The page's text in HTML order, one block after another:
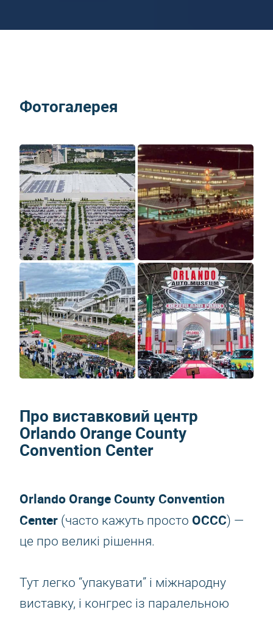
Фотогалерея
Про виставковий центр
Orlando Orange County
Convention Center
Orlando Orange County Convention
Center (часто кажуть просто OCCC) —
це про великі рішення.
Тут легко “упакувати” і міжнародну
виставку, і конгрес із паралельною